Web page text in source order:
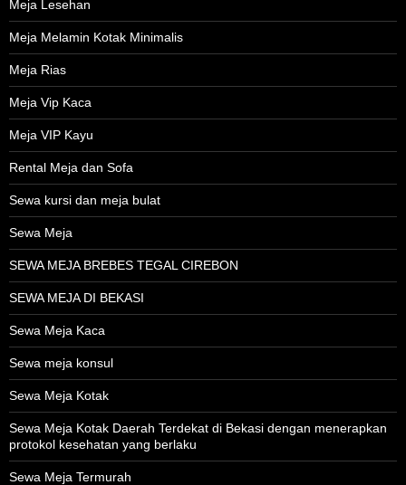
Meja Lesehan
Meja Melamin Kotak Minimalis
Meja Rias
Meja Vip Kaca
Meja VIP Kayu
Rental Meja dan Sofa
Sewa kursi dan meja bulat
Sewa Meja
SEWA MEJA BREBES TEGAL CIREBON
SEWA MEJA DI BEKASI
Sewa Meja Kaca
Sewa meja konsul
Sewa Meja Kotak
Sewa Meja Kotak Daerah Terdekat di Bekasi dengan menerapkan
protokol kesehatan yang berlaku
Sewa Meja Termurah